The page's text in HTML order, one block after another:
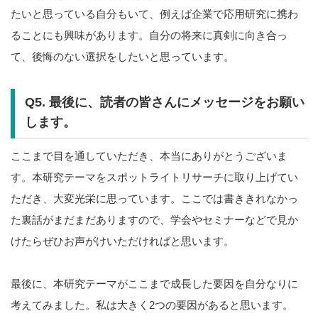
たいと思っている自分もいて、例えば企業で応用研究に携わ
ることにも興味があります。自分の将来に真剣に向き合っ
て、後悔のない選択をしたいと思っています。
Q5. 最後に、読者の皆さんにメッセージをお願い
します。
ここまで目を通していただき、本当にありがとうございま
す。本研究テーマをスポットライトリサーチに取り上げてい
ただき、大変光栄に思っています。ここでは書ききれなかっ
た裏話がまだまだありますので、学会やセミナーなどで見か
けたらぜひお声がけいただければと思います。
最後に、本研究テーマがここまで成長した要因を自分なりに
考えてみました。私は大きく2つの要因があると思います。